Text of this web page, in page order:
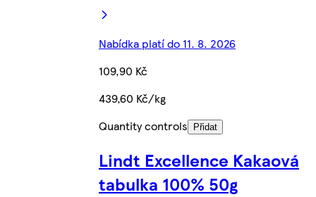
Nabídka platí do 11. 8. 2026
109,90 Kč
439,60 Kč/kg
Quantity controls
Přidat
Lindt Excellence Kakaová
tabulka 100% 50g